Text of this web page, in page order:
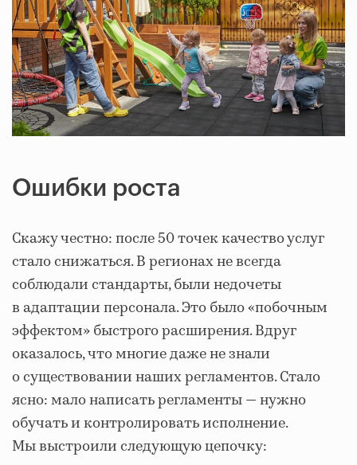
Ошибки роста
Скажу честно: после 50 точек качество услуг
стало снижаться. В регионах не всегда
соблюдали стандарты, были недочеты
в адаптации персонала. Это было «побочным
эффектом» быстрого расширения. Вдруг
оказалось, что многие даже не знали
о существовании наших регламентов. Стало
ясно: мало написать регламенты — нужно
обучать и контролировать исполнение.
Мы выстроили следующую цепочку: